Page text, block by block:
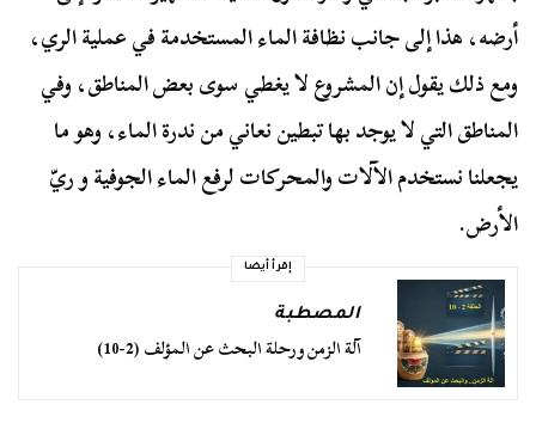
أرضه، هذا إلى جانب نظافة الماء المستخدمة في عملية الري،
ومع ذلك يقول إن المشروع لا يغطي سوى بعض المناطق، وفي
المناطق التي لا يوجد بها تبطين نعاني من ندرة الماء، وهو ما
يجعلنا نستخدم الآلات والمحركات لرفع الماء الجوفية و ريّ
الأرض.
إقرأ أيضا
المصطبة
آلة الزمن ورحلة البحث عن المؤلف (2-10)